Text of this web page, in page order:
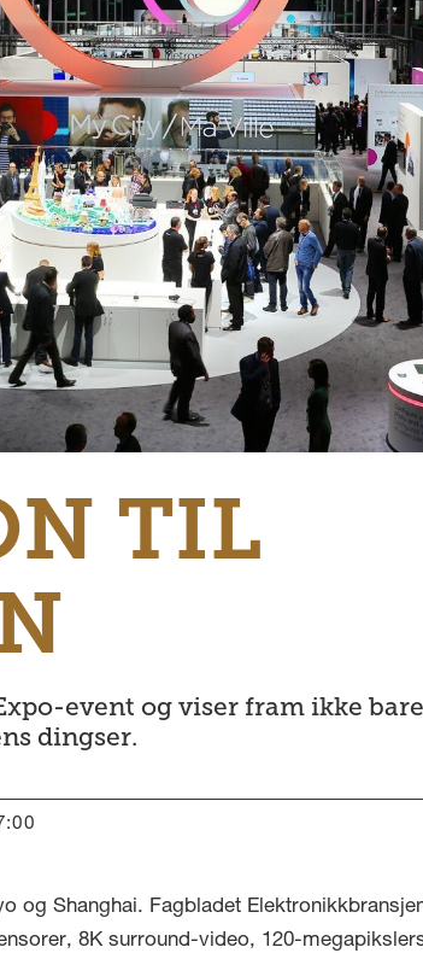
TIL
event og viser fram ikke
dingser.
og Shanghai. Fagbladet
8K surround-video, 120-